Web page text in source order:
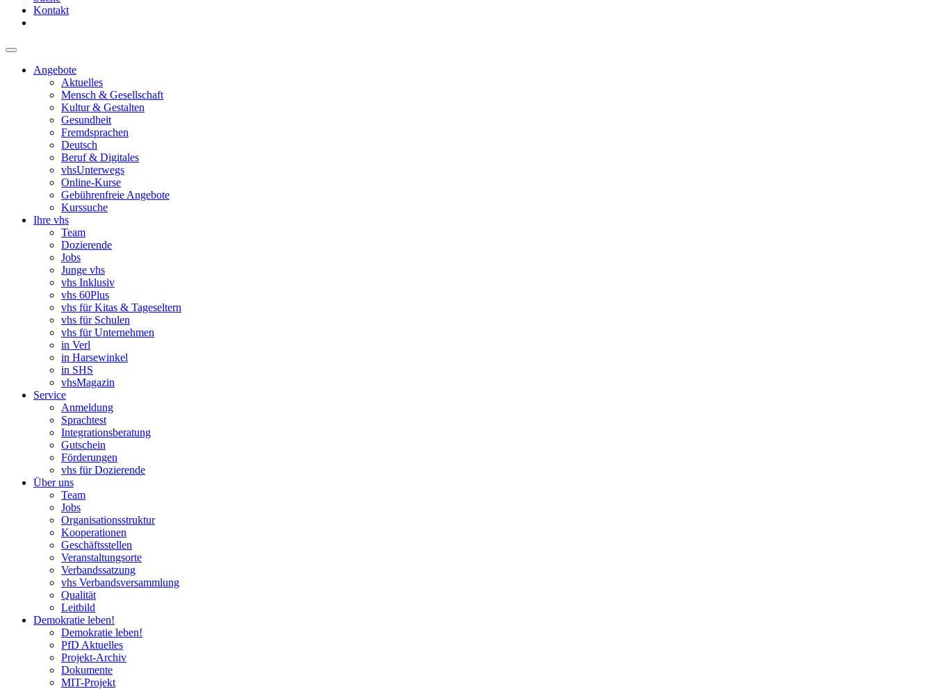
Kontakt
Angebote
Aktuelles
Mensch & Gesellschaft
Kultur & Gestalten
Gesundheit
Fremdsprachen
Deutsch
Beruf & Digitales
vhsUnterwegs
Online-Kurse
Gebührenfreie Angebote
Kurssuche
Ihre vhs
Team
Dozierende
Jobs
Junge vhs
vhs Inklusiv
vhs 60Plus
vhs für Kitas & Tageseltern
vhs für Schulen
vhs für Unternehmen
in Verl
in Harsewinkel
in SHS
vhsMagazin
Service
Anmeldung
Sprachtest
Integrationsberatung
Gutschein
Förderungen
vhs für Dozierende
Über uns
Team
Jobs
Organisationsstruktur
Kooperationen
Geschäftsstellen
Veranstaltungsorte
Verbandssatzung
vhs Verbandsversammlung
Qualität
Leitbild
Demokratie leben!
Demokratie leben!
PfD Aktuelles
Projekt-Archiv
Dokumente
MIT-Projekt